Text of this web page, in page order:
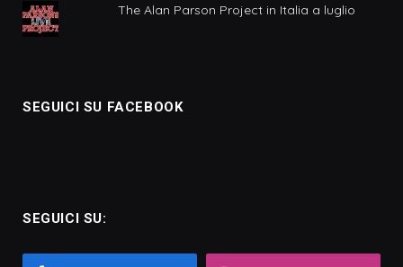
The Alan Parson Project in Italia a luglio
SEGUICI SU FACEBOOK
SEGUICI SU: